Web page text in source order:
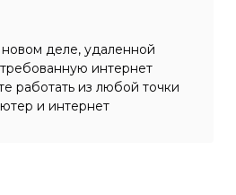
деле, удаленной
интернет
работать из любой точки
и интернет